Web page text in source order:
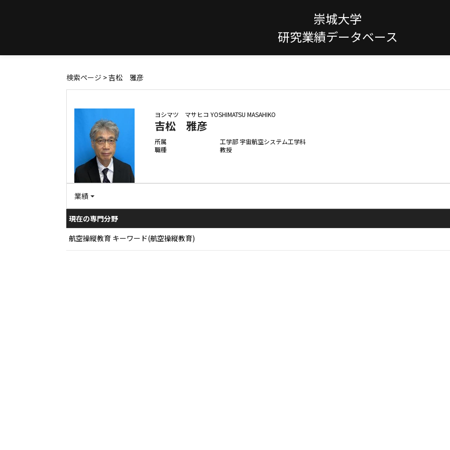
崇城大学
研究業績データベース
検索ページ > 吉松 雅彦
ヨシマツ マサヒコ YOSHIMATSU MASAHIKO
吉松 雅彦
所属
工学部 宇宙航空システム工学科
職種
教授
業績
現在の専門分野
航空操縦教育 キーワード(航空操縦教育)